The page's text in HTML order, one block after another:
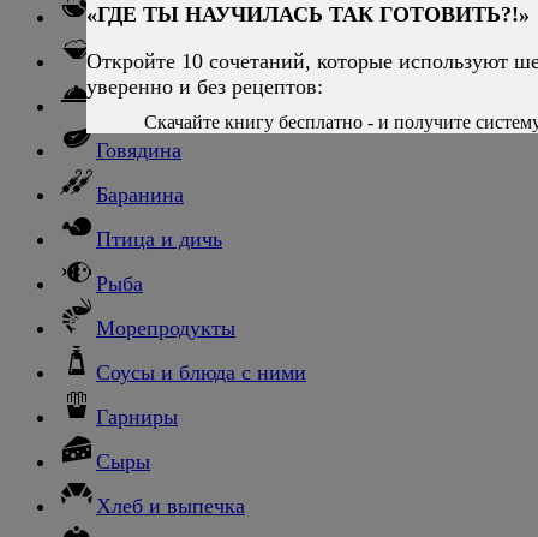
Супы
Ньокки
Свинина
Говядина
Баранина
Птица и дичь
Рыба
Морепродукты
Соусы и блюда с ними
Гарниры
Сыры
Хлеб и выпечка
«ГДЕ ТЫ НАУЧИЛАСЬ ТАК ГОТОВИТЬ?!»
Откройте 10 сочетаний, которые используют
уверенно и без рецептов:
Скачайте книгу бесплатно - и получите